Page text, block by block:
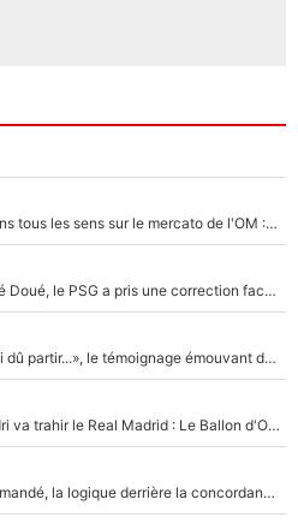
Medina, Rulli, Paixao... ça part dans tous les sens sur le mercato de l'OM : Frank McCourt va enfin récupérer l'argent qu'il attend ?
Sans Ousmane Dembélé et Désiré Doué, le PSG a pris une correction face à Majorque : Luis Enrique attend avec impatience des renforts !
F1 : « Je lui ai fait un câlin, puis j’ai dû partir...», le témoignage émouvant de Max Verstappen sur sa fille
Coup de théâtre en Espagne, Rodri va trahir le Real Madrid : Le Ballon d'Or a choisi de signer au FC Barcelone !
Mercato Analyse : Vincius Jr-Diomandé, la logique derrière la concordance des temps